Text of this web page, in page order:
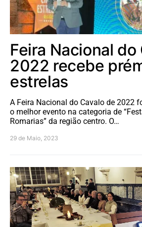
Feira Nacional do
2022 recebe
estrelas
A Feira Nacional do Cavalo de 2022
o melhor evento na categoria de
Romarias” da região centro. O…
29 de Maio, 2023